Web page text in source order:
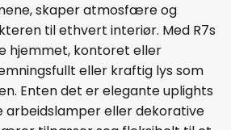
skaper atmosfære og
til ethvert interiør. Med R7s
hjemmet, kontoret eller
eller kraftig lys som
Enten det er elegante uplights
arbeidslamper eller dekorative